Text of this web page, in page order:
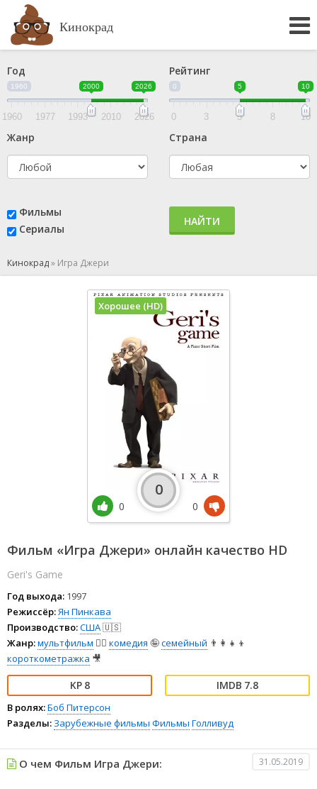
Кинокрад
Год
1960 2000 2026
1960 1977 1993 2010 2026
Рейтинг
0 5 10
0 3 5 8 10
Жанр Страна
Фильмы
Сериалы
НАЙТИ
Кинокрад» Игра Джери
Фильм «Игра Джери» онлайн качество HD
Geri's Game
Год выхода: 1997
Режиссёр:Ян Пинкава
Производство:США🇺🇸
Жанр:мультфильм 🧚‍♀️ комедия 🤪семейный 👨‍👩‍👧‍👦
короткометражка 🎥
8 7.8
В ролях:Боб Питерсон
Разделы: Зарубежные фильмы Фильмы Голливуд
Хорошее (HD)
0
0
0
О чем Фильм Игра Джери: 31.05.2019